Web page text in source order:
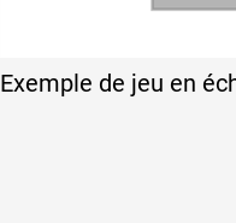
Exemple de jeu en